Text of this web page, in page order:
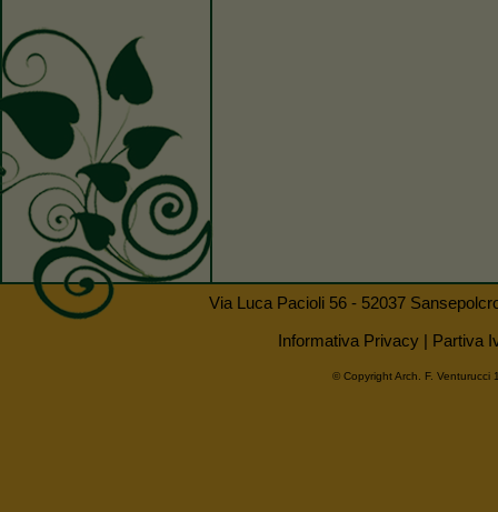
Via Luca Pacioli 56 - 52037
Informativa Privacy| Partiva
© CopyrightArch. F. Venturucci